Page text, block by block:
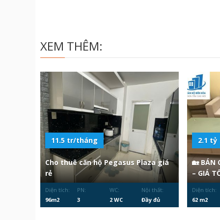
XEM THÊM:
11.5 tr/tháng
Cho thuê căn hộ Pegasus Plaza giá
rẻ
Diện tích:
96m2
PN:
3
WC:
2 WC
Nội thất:
Đầy đủ
2.1 tỷ
🏡 BÁN
– GIÁ
Diện tích:
62 m2